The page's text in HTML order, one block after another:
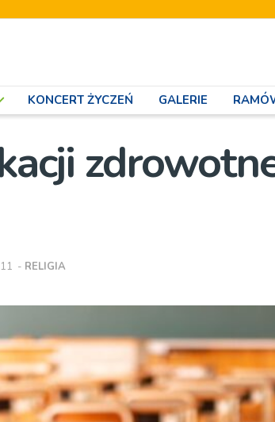
KONCERT ŻYCZEŃ GALERIE
- RELIGIA